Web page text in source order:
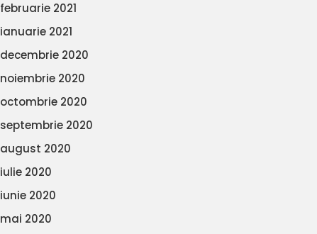
februarie 2021
ianuarie 2021
decembrie 2020
noiembrie 2020
octombrie 2020
septembrie 2020
august 2020
iulie 2020
iunie 2020
mai 2020